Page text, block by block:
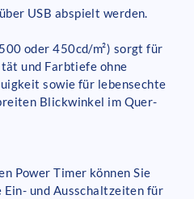
USB abspielt werden.
oder 450cd/m²) sorgt für
und Farbtiefe ohne
sowie für lebensechte
Blickwinkel im Quer-
Power Timer können Sie
und Ausschaltzeiten für